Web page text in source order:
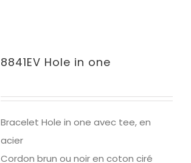
8841EV Hole in one
Bracelet Hole in one avec tee, en
acier
Cordon brun ou noir en coton ciré